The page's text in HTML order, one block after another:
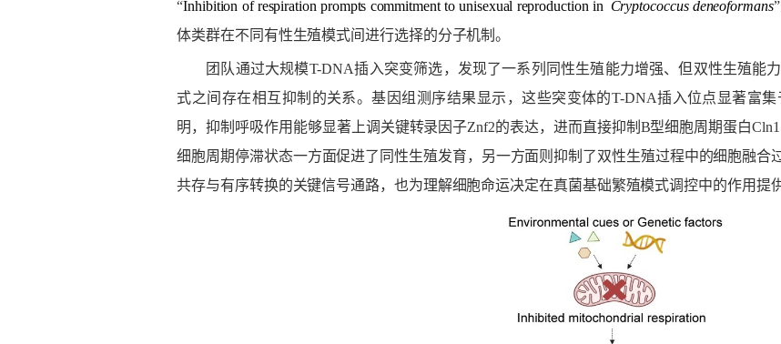
“Inhibition of respiration prompts commitment to unisexual reproduction in Cryptococcus deneoformans”
体类群在不同有性生殖模式间进行选择的分子机制。
团队通过大规模T-DNA插入突变筛选，发现了一系列同性生殖能力增强、但双性生殖能
式之间存在相互抑制的关系。基因组测序结果显示，这些突变体的T-DNA插入位点显著富
明，抑制呼吸作用能够显著上调关键转录因子Znf2的表达，进而直接抑制 B型细胞周期蛋白Cln1
细胞周期停滞状态一方面促进了同性生殖发育，另一方面则抑制了双性生殖过程中的细胞融合
共存与有序转换的关键信号通路，也为理解细胞命运决定在真菌基础繁殖模式调控中的作用提